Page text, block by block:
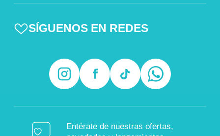
SÍGUENOS EN REDES
Entérate de nuestras ofertas,